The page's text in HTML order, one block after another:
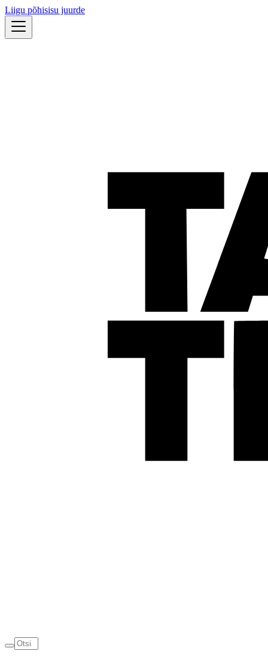
Liigu põhisisu juurde